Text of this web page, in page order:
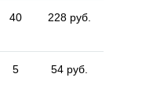
40 228 руб.
5 54 руб.